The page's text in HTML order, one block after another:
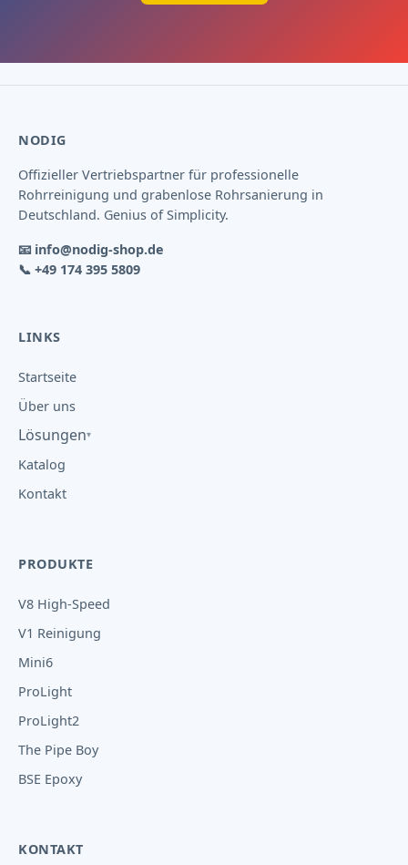
NODIG
Offizieller Vertriebspartner für professionelle
Rohrreinigung und grabenlose Rohrsanierung in
Deutschland. Genius of Simplicity.
📧 info@nodig-shop.de
📞 +49 174 395 5809
LINKS
Startseite
Über uns
Lösungen
Katalog
Kontakt
PRODUKTE
V8 High-Speed
V1 Reinigung
Mini6
ProLight
ProLight2
The Pipe Boy
BSE Epoxy
KONTAKT